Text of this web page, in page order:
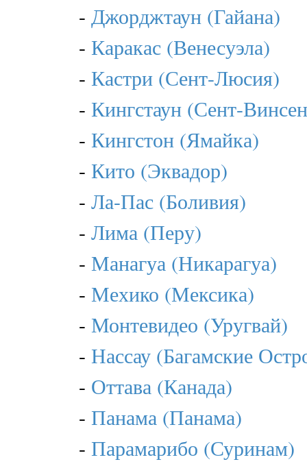
- Джорджтаун (Гайана)
- Каракас (Венесуэла)
- Кастри (Сент-Люсия)
- Кингстаун (Сент-
- Кингстон (Ямайка)
- Кито (Эквадор)
- Ла-Пас (Боливия)
- Лима (Перу)
- Манагуа (Никарагуа)
- Мехико (Мексика)
- Монтевидео (Уругвай)
- Нассау (Багамские
- Оттава (Канада)
- Панама (Панама)
- Парамарибо (Суринам)